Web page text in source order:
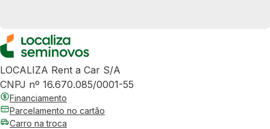
LOCALIZA Rent a Car S/A
CNPJ nº 16.670.085/0001-55
Financiamento
Parcelamento no cartão
Carro na troca